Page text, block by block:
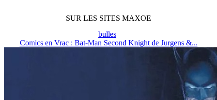
SUR LES SITES MAXOE
bulles
Comics en Vrac : Bat-Man Second Knight de Jurgens &...